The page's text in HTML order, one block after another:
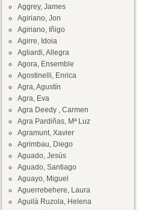
Aggrey, James
Agiriano, Jon
Agiriano, Iñigo
Agirre, Idoia
Agliardi, Allegra
Agora, Ensemble
Agostinelli, Enrica
Agra, Agustín
Agra, Eva
Agra Deedy , Carmen
Agra Pardiñas, Mª Luz
Agramunt, Xavier
Agrimbau, Diego
Aguado, Jesús
Aguado, Santiago
Aguayo, Miguel
Aguerrebehere, Laura
Aguilà Ruzola, Helena